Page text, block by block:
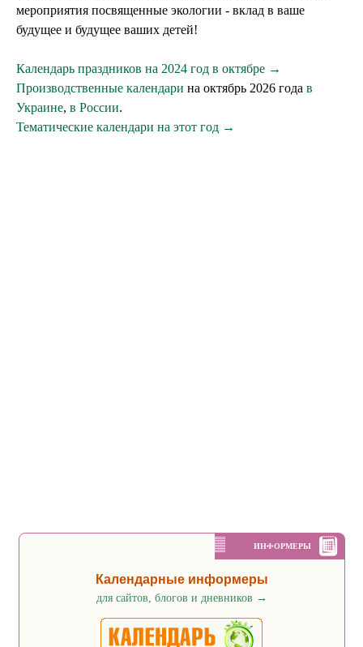
мероприятия посвященные экологии - вклад в ваше
будущее и будущее ваших детей!
Календарь праздников на 2024 год в октябре →
Производственные календари на октябрь 2026 года в
Украине, в России.
Тематические календари на этот год →
ИНФОРМЕРЫ
Календарные информеры
для сайтов, блогов и дневников →